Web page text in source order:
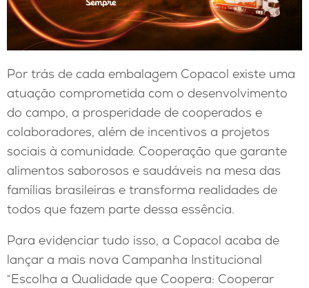
Por trás de cada embalagem Copacol existe uma
atuação comprometida com o desenvolvimento
do campo, a prosperidade de cooperados e
colaboradores, além de incentivos a projetos
sociais à comunidade. Cooperação que garante
alimentos saborosos e saudáveis na mesa das
famílias brasileiras e transforma realidades de
todos que fazem parte dessa essência.
Para evidenciar tudo isso, a Copacol acaba de
lançar a mais nova Campanha Institucional
“Escolha a Qualidade que Coopera: Cooperar